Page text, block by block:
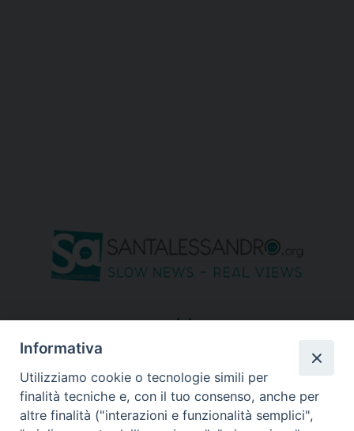
seguici su
Informativa
Utilizziamo cookie o tecnologie simili per
finalità tecniche e, con il tuo consenso, anche per
altre finalità ("interazioni e funzionalità semplici",